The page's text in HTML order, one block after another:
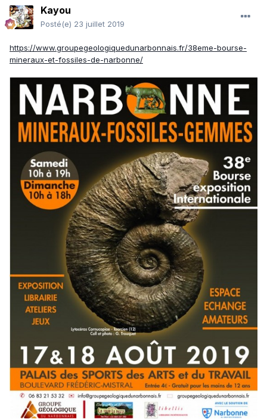
Kayou
Posté(e) 23 juillet 2019
https://www.groupegeologiquedunarbonnais.fr/38eme-bourse-
mineraux-et-fossiles-de-narbonne/